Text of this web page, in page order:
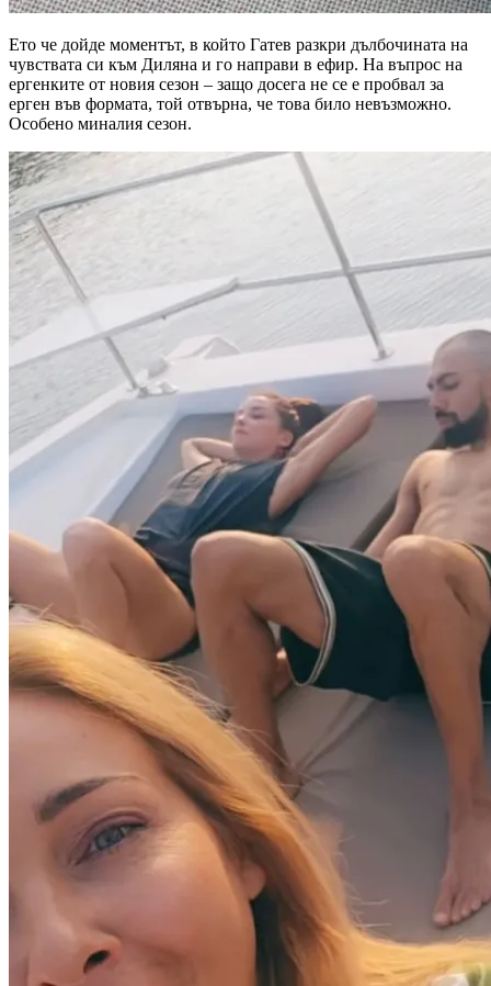
Ето че дойде моментът, в който Гатев разкри дълбочината на
чувствата си към Диляна и го направи в ефир. На въпрос на
ергенките от новия сезон – защо досега не се е пробвал за
ерген във формата, той отвърна, че това било невъзможно.
Особено миналия сезон.